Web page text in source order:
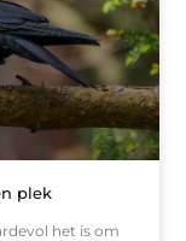
plek
het is om